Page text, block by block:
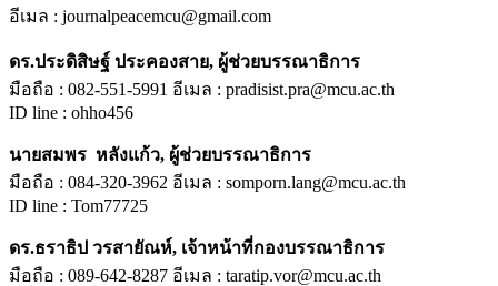
อีเมล : journalpeacemcu@gmail.com
ดร.ประดิสิษฐ์ ประคองสาย, ผู้ช่วยบรรณาธิการ
มือถือ : 082-551-5991 อีเมล : pradisist.pra@mcu.ac.th
ID line : ohho456
นายสมพร หลังแก้ว, ผู้ช่วยบรรณาธิการ
มือถือ : 084-320-3962 อีเมล : somporn.lang@mcu.ac.th
ID line : Tom77725
ดร.ธราธิป วรสายัณห์, เจ้าหน้าที่กองบรรณาธิการ
มือถือ : 089-642-8287 อีเมล : taratip.vor@mcu.ac.th